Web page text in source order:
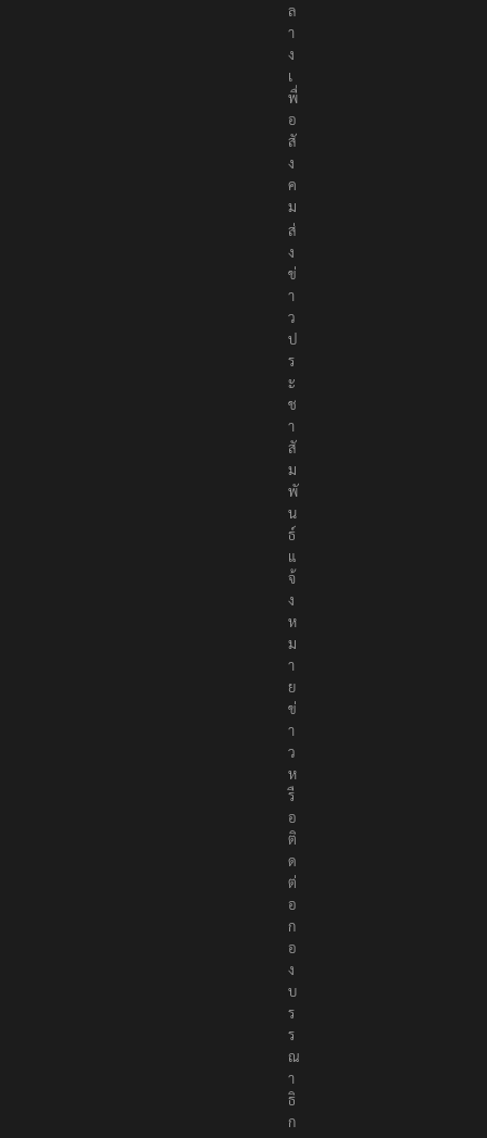
ล
า
ง
เ
พื่
อ
สั
ง
ค
ม
ส่
ง
ข่
า
ว
ป
ร
ะ
ช
า
สั
ม
พั
น
ธ์
แ
จ้
ง
ห
ม
า
ย
ข่
า
ว
ห
รื
อ
ติ
ด
ต่
อ
ก
อ
ง
บ
ร
ร
ณ
า
ธิ
ก